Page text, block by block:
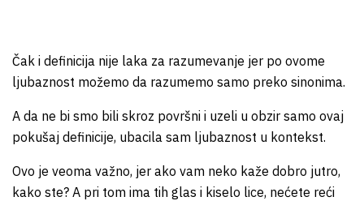
Čak i definicija nije laka za razumevanje jer po ovome
ljubaznost možemo da razumemo samo preko sinonima.
A da ne bi smo bili skroz površni i uzeli u obzir samo ovaj
pokušaj definicije, ubacila sam ljubaznost u kontekst.
Ovo je veoma važno, jer ako vam neko kaže dobro jutro,
kako ste? A pri tom ima tih glas i kiselo lice, nećete reći